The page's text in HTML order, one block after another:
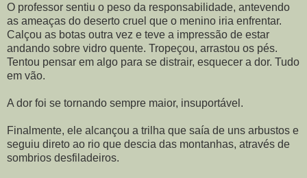
O professor sentiu o peso da responsabilidade, antevendo
as ameaças do deserto cruel que o menino iria enfrentar.
Calçou as botas outra vez e teve a impressão de estar
andando sobre vidro quente. Tropeçou, arrastou os pés.
Tentou pensar em algo para se distrair, esquecer a dor. Tudo
em vão.
A dor foi se tornando sempre maior, insuportável.
Finalmente, ele alcançou a trilha que saía de uns arbustos e
seguiu direto ao rio que descia das montanhas, através de
sombrios desfiladeiros.